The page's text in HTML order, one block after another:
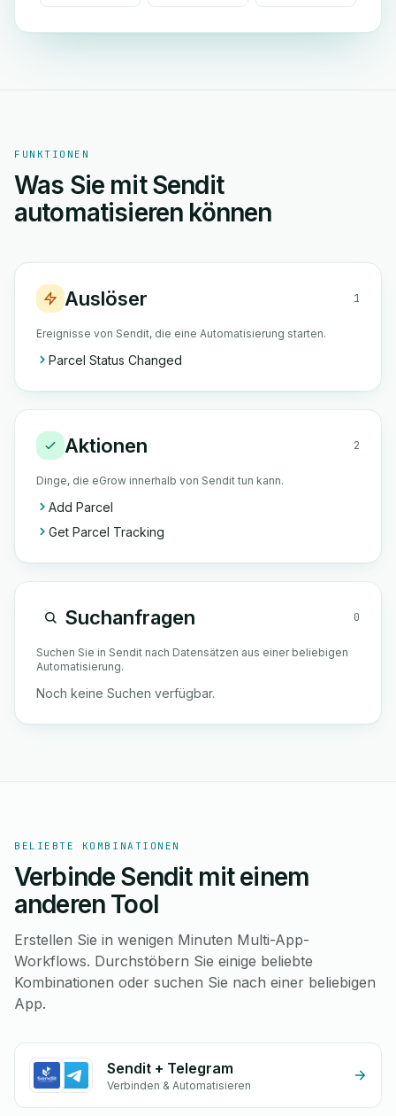
FUNKTIONEN
Was Sie mit Sendit
automatisieren können
Auslöser 1
Ereignisse von Sendit, die eine Automatisierung starten.
Parcel Status Changed
Aktionen 2
Dinge, die eGrow innerhalb von Sendit tun kann.
Add Parcel
Get Parcel Tracking
Suchanfragen 0
Suchen Sie in Sendit nach Datensätzen aus einer beliebigen
Automatisierung.
Noch keine Suchen verfügbar.
BELIEBTE KOMBINATIONEN
Verbinde Sendit mit einem
anderen Tool
Erstellen Sie in wenigen Minuten Multi-App-
Workflows. Durchstöbern Sie einige beliebte
Kombinationen oder suchen Sie nach einer beliebigen
App.
Sendit + Telegram
Verbinden & Automatisieren